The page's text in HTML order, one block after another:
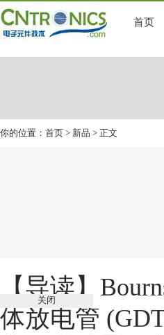
首页
你的位置： 首页 > 新品 > 正文
【导读】
体放电管
关闭